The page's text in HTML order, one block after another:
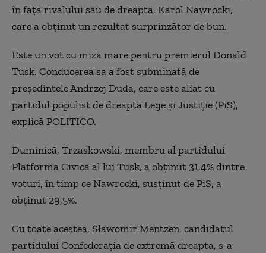
în fața rivalului său de dreapta, Karol Nawrocki,
care a obținut un rezultat surprinzător de bun.
Este un vot cu miză mare pentru premierul Donald
Tusk. Conducerea sa a fost subminată de
președintele Andrzej Duda, care este aliat cu
partidul populist de dreapta Lege și Justiție (PiS),
explică POLITICO.
Duminică, Trzaskowski, membru al partidului
Platforma Civică al lui Tusk, a obținut 31,4% dintre
voturi, în timp ce Nawrocki, susținut de PiS, a
obținut 29,5%.
Cu toate acestea, Sławomir Mentzen, candidatul
partidului Confederația de extremă dreapta, s-a